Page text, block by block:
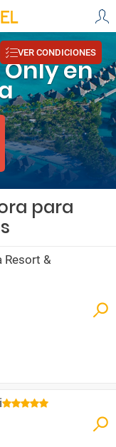
en
VER CONDICIONES
para
Resort &